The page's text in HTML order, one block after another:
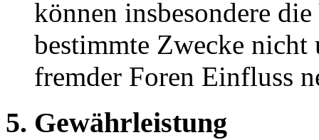
können insbesondere
bestimmte Zwecke nicht
fremder Foren Einfluss
5. Gewährleistung